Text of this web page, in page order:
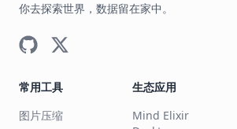
你去探索世界，数据留在家中。
常用工具
图片压缩
生态应用
Mind Elixir